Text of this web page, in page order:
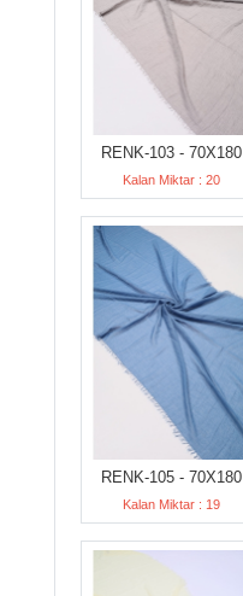
RENK-103 - 70X180
Kalan Miktar : 20
RENK-105 - 70X180
Kalan Miktar : 19